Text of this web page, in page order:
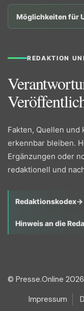
Möglichkeiten für
REDAKTION
Fakten, Quellen
erkennbar bleiben.
Ergänzungen oder
redaktionell und
Redaktionskodex→
Hinweis an die
© Presse.Online
Impressum